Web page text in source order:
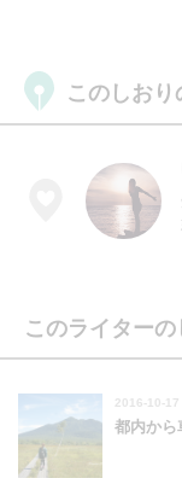
このしおり
このライターの
2016-10-17
都内から